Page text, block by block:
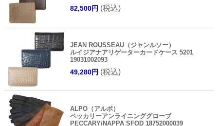
82,500円 (税込)
JEAN ROUSSEAU（ジャンルソー）
ルイジアナアリゲーターカードケース 5201
19031002093
49,280円 (税込)
ALPO（アルポ）
ペッカリーアンライニンググローブ
PECCARY/NAPPA SFOD 18752000039